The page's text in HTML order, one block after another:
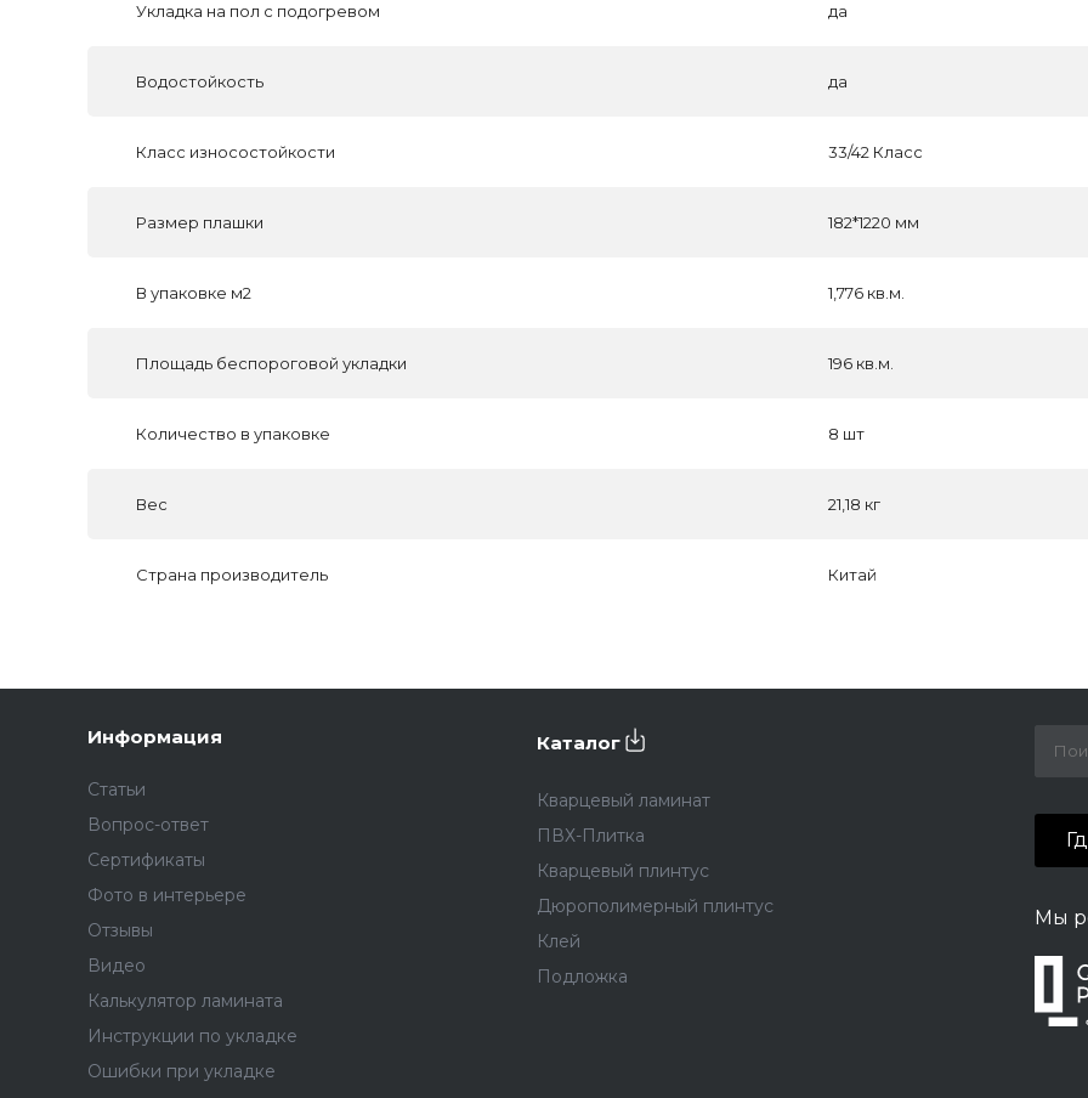
Укладка на пол c подогревом да
Водостойкость да
Класс износостойкости 33/42 Класс
Размер плашки 182*1220 мм
В упаковке м2 1,776 кв.м.
Площадь беспороговой укладки 196 кв.м.
Количество в упаковке 8 шт
Вес 21,18 кг
Страна производитель Китай
Информация
Статьи
Вопрос-ответ
Сертификаты
Фото в интерьере
Отзывы
Видео
Калькулятор ламината
Инструкции по укладке
Ошибки при укладке
Каталог
Кварцевый ламинат
ПВХ-Плитка
Кварцевый плинтус
Дюрополимерный плинтус
Клей
Подложка
Мы